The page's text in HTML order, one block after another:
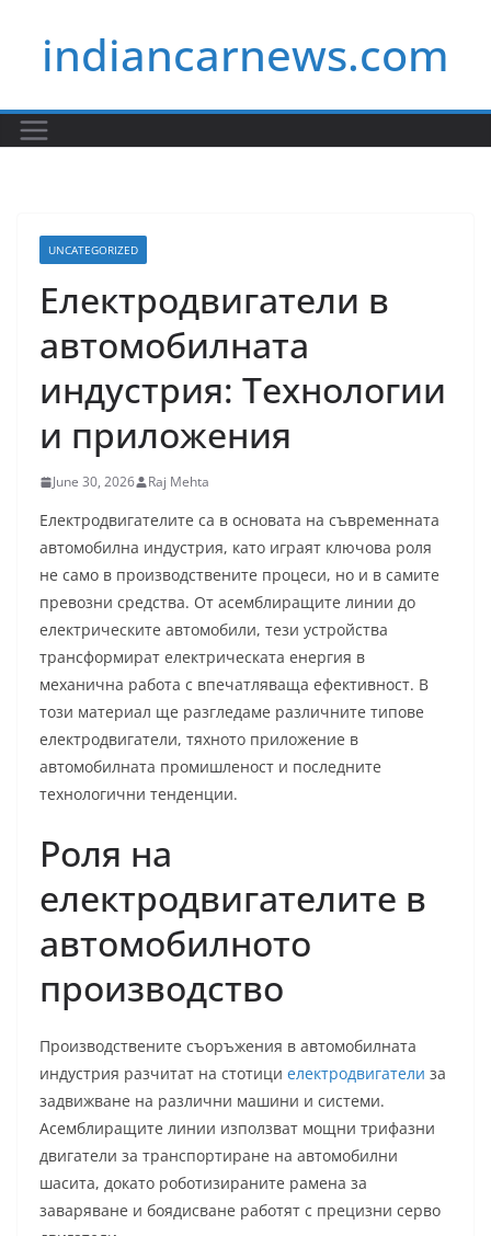
contentindiancarnews.com
UNCATEGORIZED
Електродвигатели в
автомобилната
индустрия: Технологии
и приложения
June 30, 2026 Raj Mehta
Електродвигателите са в основата на съвременната
автомобилна индустрия, като играят ключова роля
не само в производствените процеси, но и в самите
превозни средства. От асемблиращите линии до
електрическите автомобили, тези устройства
трансформират електрическата енергия в
механична работа с впечатляваща ефективност. В
този материал ще разгледаме различните типове
електродвигатели, тяхното приложение в
автомобилната промишленост и последните
технологични тенденции.
Роля на
електродвигателите в
автомобилното
производство
Производствените съоръжения в автомобилната
индустрия разчитат на стотици електродвигатели за
задвижване на различни машини и системи.
Асемблиращите линии използват мощни трифазни
двигатели за транспортиране на автомобилни
шасита, докато роботизираните рамена за
заваряване и боядисване работят с прецизни серво